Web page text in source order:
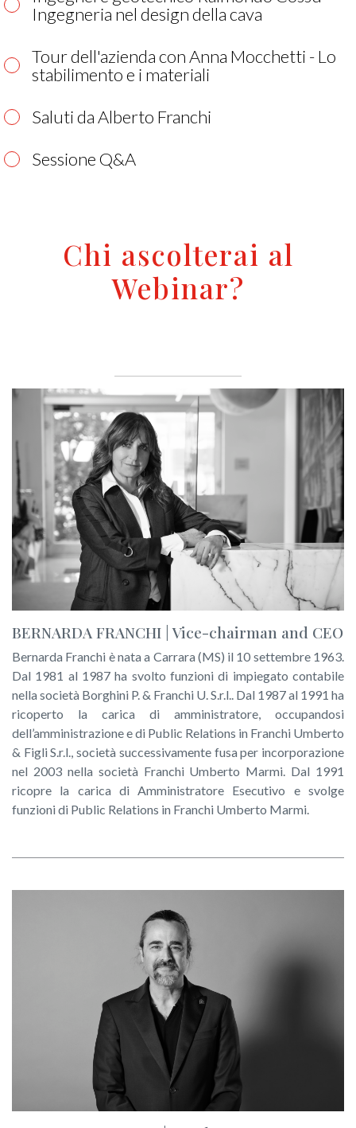
Ingegneria nel design della cava
Tour dell'azienda con Anna Mocchetti - Lo
stabilimento e i materiali
Saluti da Alberto Franchi
Sessione Q&A
Chi ascolterai al
Webinar?
BERNARDA FRANCHI | Vice-chairman and CEO
Bernarda Franchi è nata a Carrara (MS) il 10 settembre 1963.
Dal 1981 al 1987 ha svolto funzioni di impiegato contabile
nella società Borghini P. & Franchi U. S.r.l.. Dal 1987 al 1991 ha
ricoperto la carica di amministratore, occupandosi
dell’amministrazione e di Public Relations in Franchi Umberto
& Figli S.r.l., società successivamente fusa per incorporazione
nel 2003 nella società Franchi Umberto Marmi. Dal 1991
ricopre la carica di Amministratore Esecutivo e svolge
funzioni di Public Relations in Franchi Umberto Marmi.